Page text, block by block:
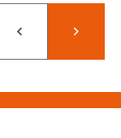
PrécédentSuivant